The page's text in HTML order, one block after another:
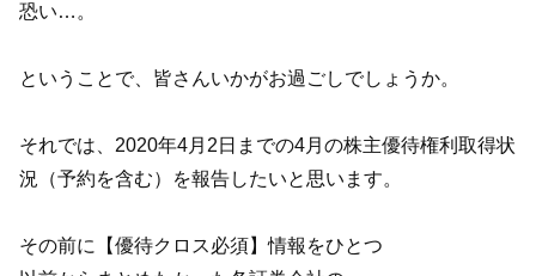
恐い…。
ということで、皆さんいかがお過ごしでしょうか。
それでは、2020年4月2日までの4月の株主優待権利取得状
況（予約を含む）を報告したいと思います。
その前に【優待クロス必須】情報をひとつ